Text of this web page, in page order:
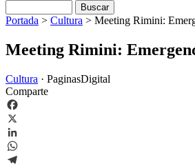
Portada > Cultura > Meeting Rimini:
Meeting Rimini:
Cultura · PaginasDigital
Comparte
Facebook
X
LinkedIn
WhatsApp